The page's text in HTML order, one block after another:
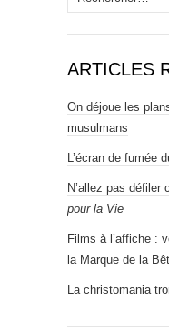
ARTICLES
On déjoue les
musulmans
L’écran de fumée
N’allez pas défiler
pour la Vie
Films à l’affiche :
la Marque de la
La christomania